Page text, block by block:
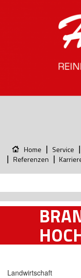
Home Service
Referenzen
Landwirtschaft